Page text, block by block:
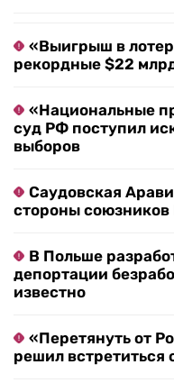
«Выигрыш в
рекордные $22
«Национальные
суд РФ поступил
выборов
Саудовская
стороны союзников
В Польше
депортации
известно
«Перетянуть от
решил встретиться